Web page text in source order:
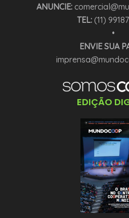
ANUNCIE:
TEL:(11)
•
ENVIE SUA
EDIÇÃO